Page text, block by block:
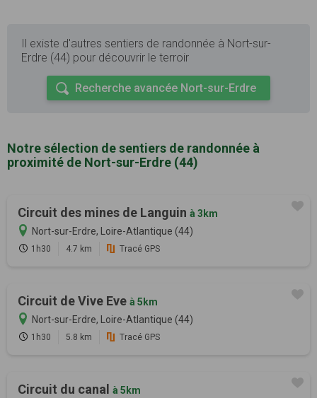
Il existe d'autres sentiers de randonnée à Nort-sur-
Erdre (44) pour découvrir le terroir
Recherche avancée Nort-sur-Erdre
Notre sélection de sentiers de randonnée à
proximité de Nort-sur-Erdre (44)
Circuit des mines de Languin à 3km
Nort-sur-Erdre, Loire-Atlantique (44)
1h30 4.7 km Tracé GPS
Circuit de Vive Eve à 5km
Nort-sur-Erdre, Loire-Atlantique (44)
1h30 5.8 km Tracé GPS
Circuit du canal à 5km